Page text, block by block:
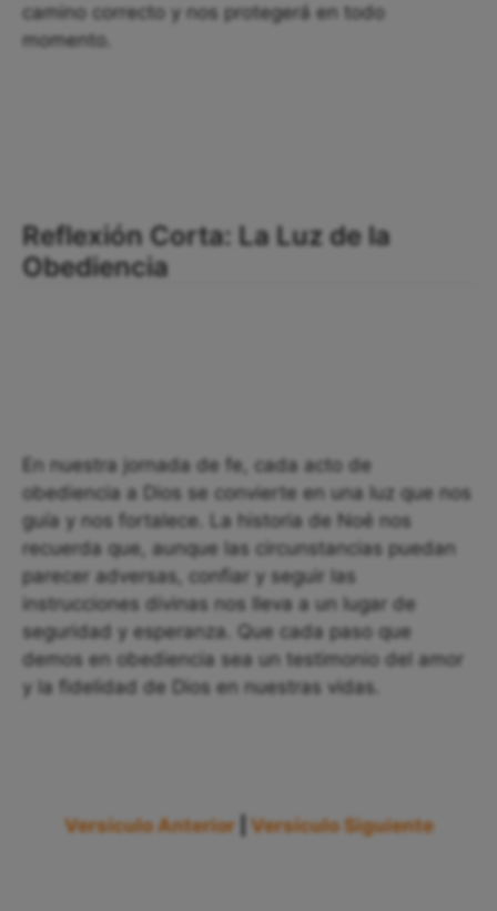
camino correcto y nos protegerá en todo
momento.
Reflexión Corta: La Luz de la
Obediencia
En nuestra jornada de fe, cada acto de
obediencia a Dios se convierte en una luz que nos
guía y nos fortalece. La historia de Noé nos
recuerda que, aunque las circunstancias puedan
parecer adversas, confiar y seguir las
instrucciones divinas nos lleva a un lugar de
seguridad y esperanza. Que cada paso que
demos en obediencia sea un testimonio del amor
y la fidelidad de Dios en nuestras vidas.
Versículo Anterior Versículo Siguiente